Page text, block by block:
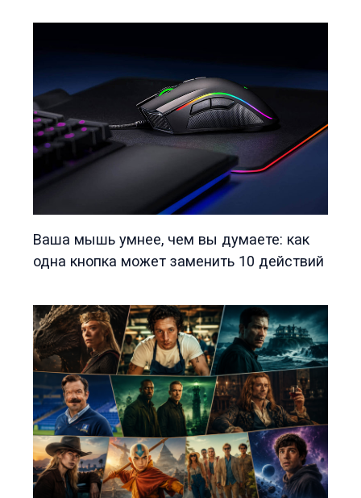
Ваша мышь умнее, чем вы думаете: как
одна кнопка может заменить 10 действий